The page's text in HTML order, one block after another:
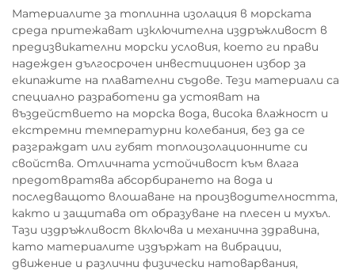
Материалите за топлинна изолация в морската
среда притежават изключителна издръжливост в
предизвикателни морски условия, което ги прави
надежден дългосрочен инвестиционен избор за
екипажите на плавателни съдове. Тези материали са
специално разработени да устояват на
въздействието на морска вода, висока влажност и
екстремни температурни колебания, без да се
разграждат или губят топлоизолационните си
свойства. Отличната устойчивост към влага
предотвратява абсорбирането на вода и
последващото влошаване на производителността,
както и защитава от образуване на плесен и мухъл.
Тази издръжливост включва и механична здравина,
като материалите издържат на вибрации,
движение и различни физически натоварвания,